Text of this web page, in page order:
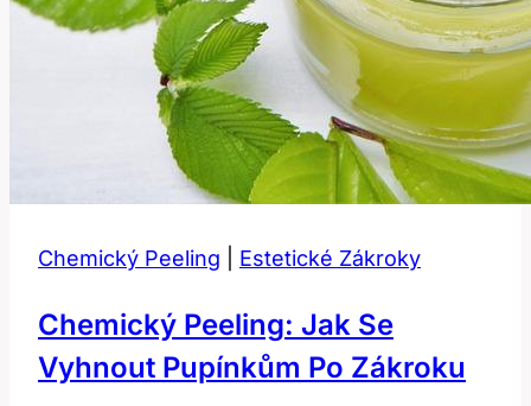
Chemický Peeling Estetické Zákroky
Chemický Peeling: Jak Se
Vyhnout Pupínkům Po Zákroku